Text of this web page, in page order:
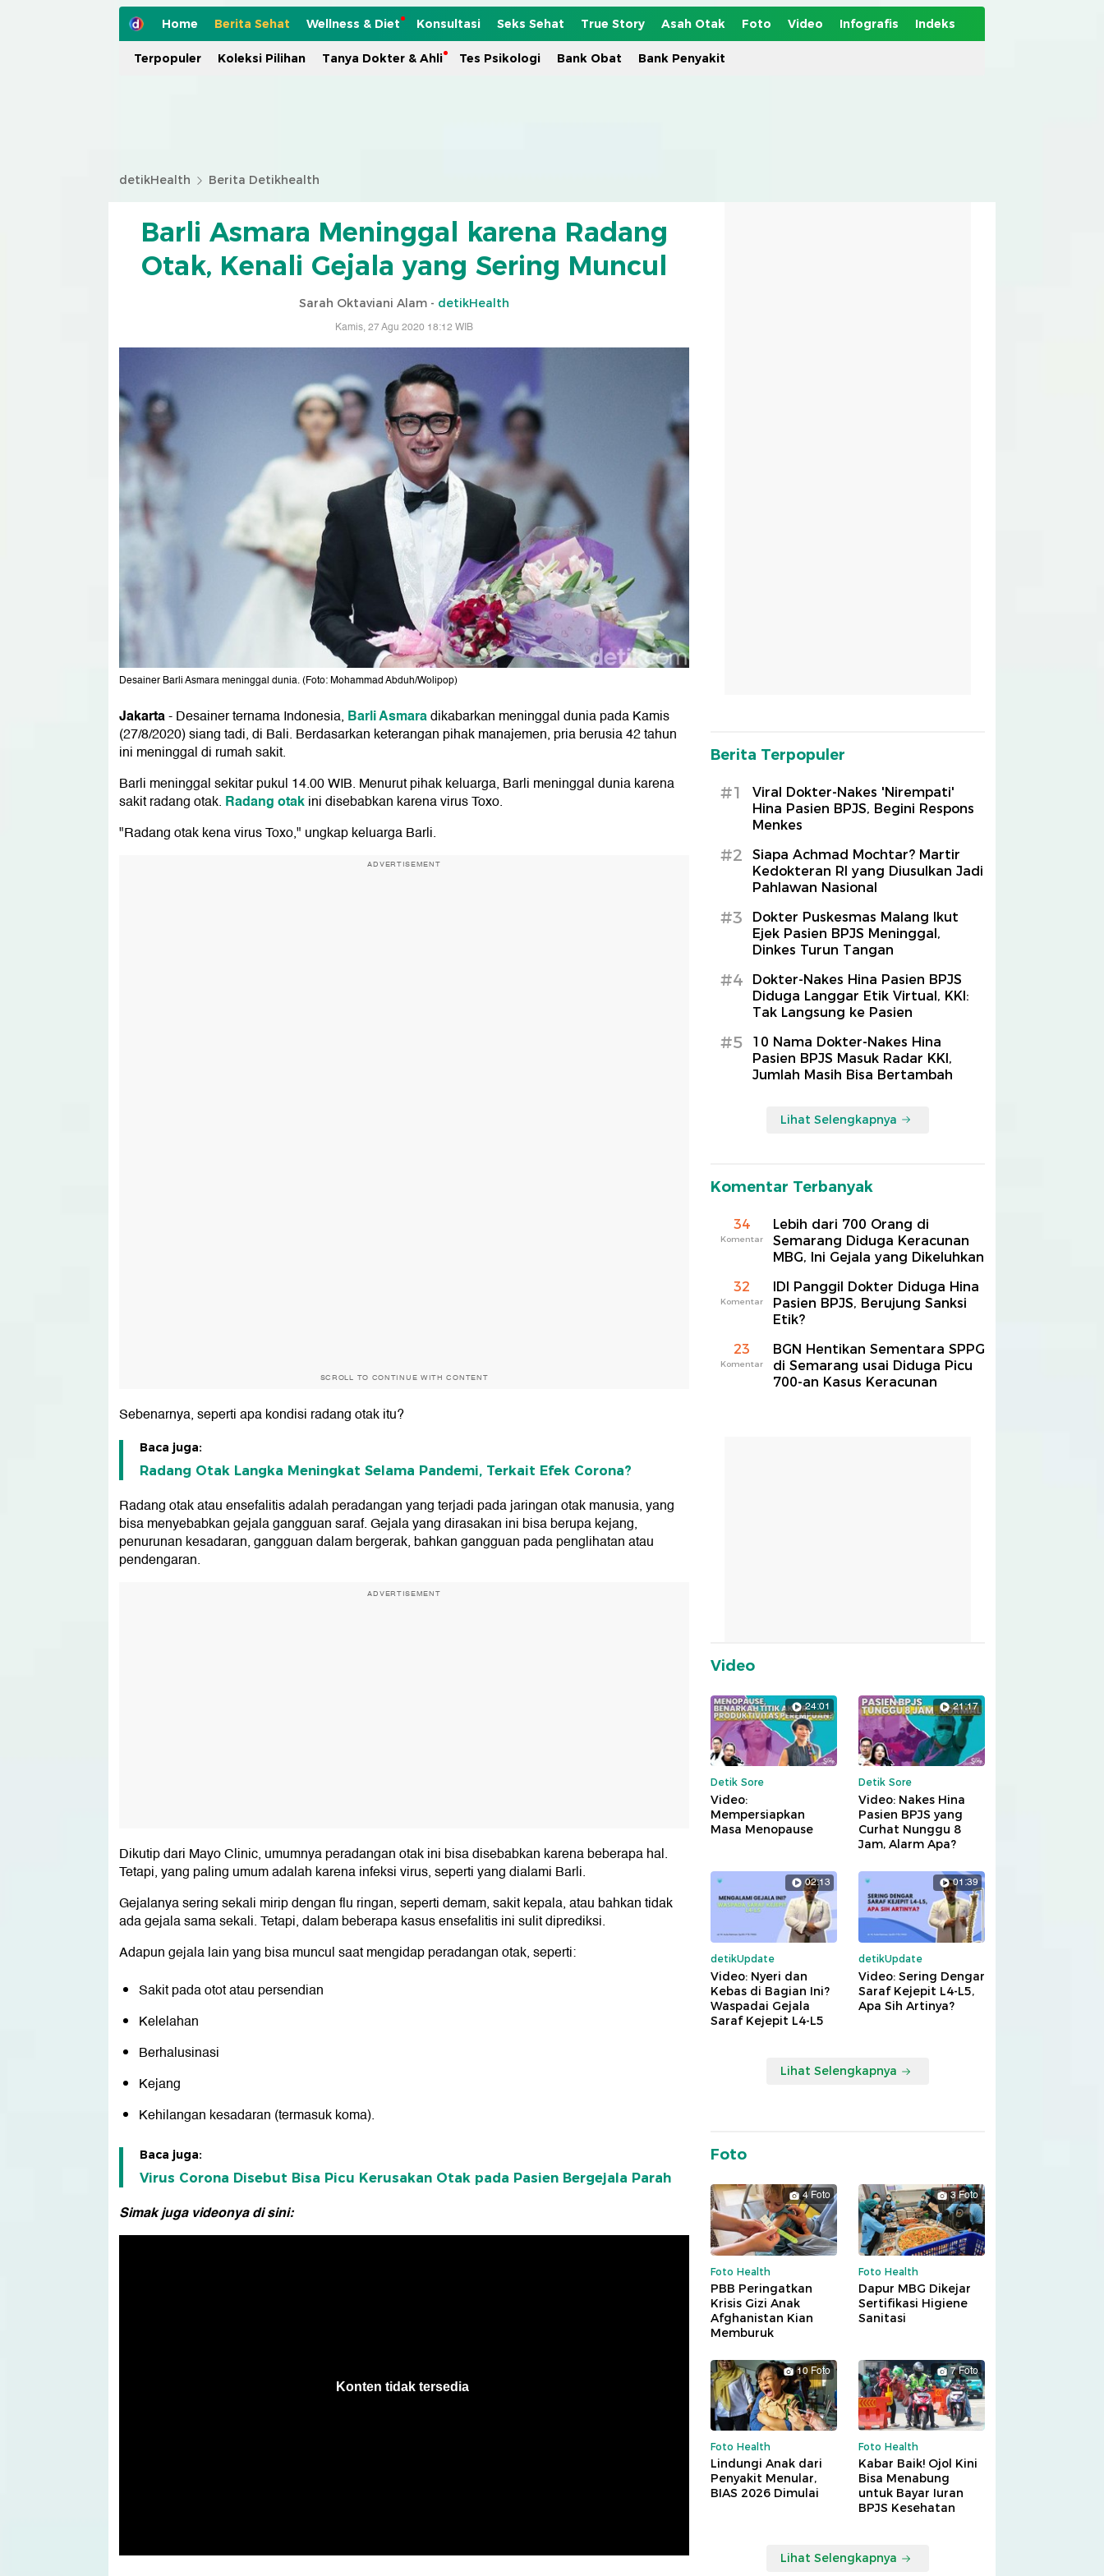
Home Berita Sehat Wellness & Diet Konsultasi Seks Sehat True Story Asah Otak Foto Video Infografis Indeks
Terpopuler Koleksi Pilihan Tanya Dokter & Ahli Tes Psikologi Bank Obat Bank Penyakit
detikHealth Berita Detikhealth
Barli Asmara Meninggal karena Radang
Otak, Kenali Gejala yang Sering Muncul
Sarah Oktaviani Alam - detikHealth
Kamis, 27 Agu 2020 18:12 WIB
Desainer Barli Asmara meninggal dunia. (Foto: Mohammad Abduh/Wolipop)
Jakarta-Desainer ternama Indonesia, Barli Asmaradikabarkan meninggal dunia pada Kamis
(27/8/2020) siang tadi, di Bali. Berdasarkan keterangan pihak manajemen, pria berusia 42 tahun
ini meninggal di rumah sakit.
Barli meninggal sekitar pukul 14.00 WIB. Menurut pihak keluarga, Barli meninggal dunia karena
sakit radang otak. Radang otakini disebabkan karena virus Toxo.
"Radang otak kena virus Toxo," ungkap keluarga Barli.
ADVERTISEMENT
SCROLL TO CONTINUE WITH CONTENT
Sebenarnya, seperti apa kondisi radang otak itu?
Baca juga:
Radang Otak Langka Meningkat Selama Pandemi, Terkait Efek Corona?
Radang otak atau ensefalitis adalah peradangan yang terjadi pada jaringan otak manusia, yang
bisa menyebabkan gejala gangguan saraf. Gejala yang dirasakan ini bisa berupa kejang,
penurunan kesadaran, gangguan dalam bergerak, bahkan gangguan pada penglihatan atau
pendengaran.
ADVERTISEMENT
Dikutip dari Mayo Clinic, umumnya peradangan otak ini bisa disebabkan karena beberapa hal.
Tetapi, yang paling umum adalah karena infeksi virus, seperti yang dialami Barli.
Gejalanya sering sekali mirip dengan flu ringan, seperti demam, sakit kepala, atau bahkan tidak
ada gejala sama sekali. Tetapi, dalam beberapa kasus ensefalitis ini sulit diprediksi.
Adapun gejala lain yang bisa muncul saat mengidap peradangan otak, seperti:
Sakit pada otot atau persendian
Kelelahan
Berhalusinasi
Kejang
Kehilangan kesadaran (termasuk koma).
Baca juga:
Virus Corona Disebut Bisa Picu Kerusakan Otak pada Pasien Bergejala Parah
Simak juga videonya di sini:
Berita Terpopuler
#1
Viral Dokter-Nakes 'Nirempati'
Hina Pasien BPJS, Begini Respons
Menkes
#2
Siapa Achmad Mochtar? Martir
Kedokteran RI yang Diusulkan Jadi
Pahlawan Nasional
#3
Dokter Puskesmas Malang Ikut
Ejek Pasien BPJS Meninggal,
Dinkes Turun Tangan
#4
Dokter-Nakes Hina Pasien BPJS
Diduga Langgar Etik Virtual, KKI:
Tak Langsung ke Pasien
#5
10 Nama Dokter-Nakes Hina
Pasien BPJS Masuk Radar KKI,
Jumlah Masih Bisa Bertambah
Lihat Selengkapnya
Komentar Terbanyak
34
Komentar
Lebih dari 700 Orang di
Semarang Diduga Keracunan
MBG, Ini Gejala yang Dikeluhkan
32
Komentar
IDI Panggil Dokter Diduga Hina
Pasien BPJS, Berujung Sanksi
Etik?
23
Komentar
BGN Hentikan Sementara SPPG
di Semarang usai Diduga Picu
700-an Kasus Keracunan
Video
24:01
Detik Sore
Video:
Mempersiapkan
Masa Menopause
21:17
Detik Sore
Video: Nakes Hina
Pasien BPJS yang
Curhat Nunggu 8
Jam, Alarm Apa?
02:13
detikUpdate
Video: Nyeri dan
Kebas di Bagian Ini?
Waspadai Gejala
Saraf Kejepit L4-L5
01:39
detikUpdate
Video: Sering Dengar
Saraf Kejepit L4-L5,
Apa Sih Artinya?
Lihat Selengkapnya
Foto
4 Foto
Foto Health
PBB Peringatkan
Krisis Gizi Anak
Afghanistan Kian
Memburuk
3 Foto
Foto Health
Dapur MBG Dikejar
Sertifikasi Higiene
Sanitasi
10 Foto
Foto Health
Lindungi Anak dari
Penyakit Menular,
BIAS 2026 Dimulai
7 Foto
Foto Health
Kabar Baik! Ojol Kini
Bisa Menabung
untuk Bayar Iuran
BPJS Kesehatan
Lihat Selengkapnya